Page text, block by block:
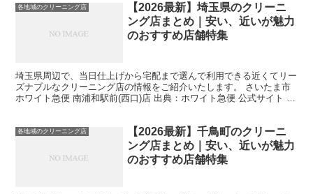
各地域のクリーニング店
【2026最新】埼玉県のクリーニ
ング店まとめ｜安い、近いが魅力
のおすすめ店舗特集
埼玉県周辺で、当日仕上げから宅配まで選んで利用できる近くてリー
ズナブルなクリーニング店の情報をご紹介いたします。 さいたま市
ホワイト急便 南浦和駅前(西口)店 出典：ホワイト急便 公式サイト ホ
各地域のクリーニング店
【2026最新】千鳥町のクリーニ
ング店まとめ｜安い、近いが魅力
のおすすめ店舗特集